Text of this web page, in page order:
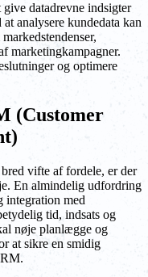
datadrevne indsigter
analysere kundedata kan
marketingkampagner.
og optimere
(Customer
vifte af fordele, er der
En almindelig udfordring
integration med
tid, indsats og
nøje planlægge og
at sikre en smidig